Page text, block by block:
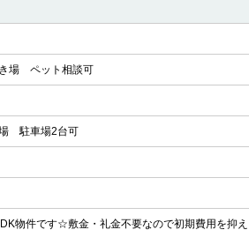
場 ペット相談可
駐車場2台可
物件です☆敷金・礼金不要なので初期費用を抑え